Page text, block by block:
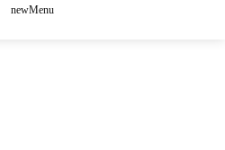
newMenu